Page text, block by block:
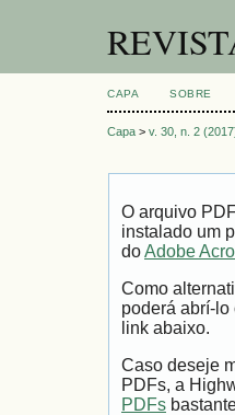
CAPA SOBRE
Capa > v. 30, n. 2
O arquivo
instalado um
doAdobe
Como
poderá abrí-lo
link abaixo.
Caso deseje
PDFs, a
PDFs